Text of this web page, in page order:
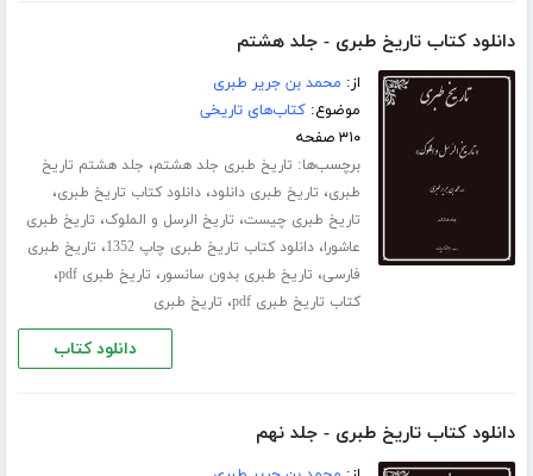
دانلود کتاب تاریخ طبری - جلد هشتم
از: محمد بن جریر طبری
موضوع:کتاب‌های تاریخی
۳۱۰ صفحه
برچسب‌ها: تاریخ طبری جلد هشتم، جلد هشتم تاریخ
طبری، تاریخ طبری دانلود،دانلود کتاب تاریخ طبری،
تاریخ طبری چیست، تاریخ الرسل و الملوک، تاریخ طبری
عاشورا،دانلود کتاب تاریخ طبری چاپ 1352 ، تاریخ طبری
فارسی، تاریخ طبری بدون سانسور، تاریخ طبری pdf ،
کتاب تاریخ طبری pdf ، تاریخ طبری
دانلود کتاب
دانلود کتاب تاریخ طبری - جلد نهم